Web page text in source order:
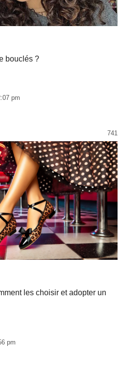
bouclés ?
pm
741
les choisir et adopter un
pm